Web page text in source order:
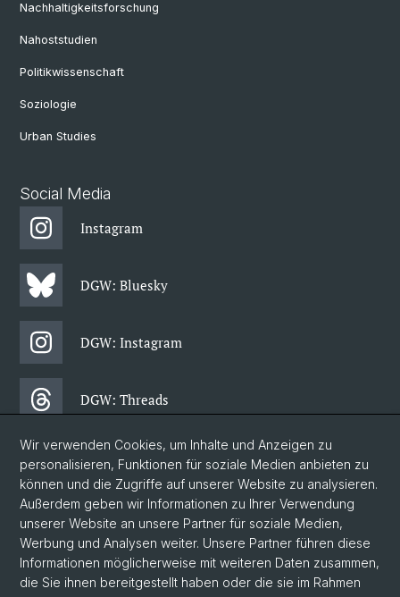
Nachhaltigkeitsforschung
Nahoststudien
Politikwissenschaft
Soziologie
Urban Studies
Social Media
Instagram
DGW: Bluesky
DGW: Instagram
DGW: Threads
DGW: Facebook
DGW: Newsletter
© Universität Basel
Wir verwenden Cookies, um Inhalte und Anzeigen zu
personalisieren, Funktionen für soziale Medien anbieten zu
können und die Zugriffe auf unserer Website zu analysieren.
Außerdem geben wir Informationen zu Ihrer Verwendung
unserer Website an unsere Partner für soziale Medien,
Werbung und Analysen weiter. Unsere Partner führen diese
Informationen möglicherweise mit weiteren Daten zusammen,
die Sie ihnen bereitgestellt haben oder die sie im Rahmen